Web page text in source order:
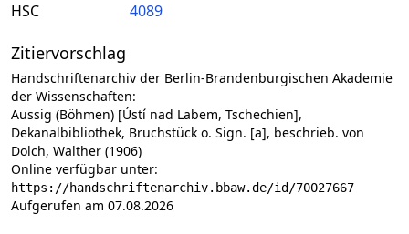
HSC
4089
Zitiervorschlag
Handschriftenarchiv der Berlin-Brandenburgischen Akademie
der Wissenschaften:
Aussig (Böhmen) [Ústí nad Labem, Tschechien],
Dekanalbibliothek, Bruchstück o. Sign. [a], beschrieb. von
Dolch, Walther (1906)
Online verfügbar unter:
https://handschriftenarchiv.bbaw.de/id/70027667
Aufgerufen am 07.08.2026